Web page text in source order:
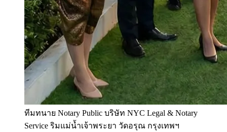
ทีมทนาย Notary Public บริษัท NYC Legal & Notary
Service ริมแม่น้ำเจ้าพระยา วัดอรุณ กรุงเทพฯ